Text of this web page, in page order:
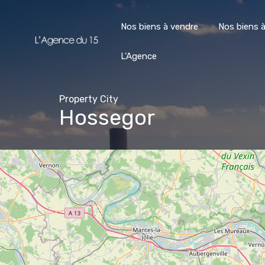
Nos biens à vendre Nos biens
L’Agence
Property City
Hossegor